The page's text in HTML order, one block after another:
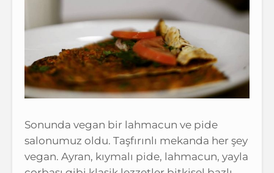
Sonunda vegan bir lahmacun ve pide
salonumuz oldu. Taşfırınlı mekanda her şey
vegan. Ayran, kıymalı pide, lahmacun, yayla